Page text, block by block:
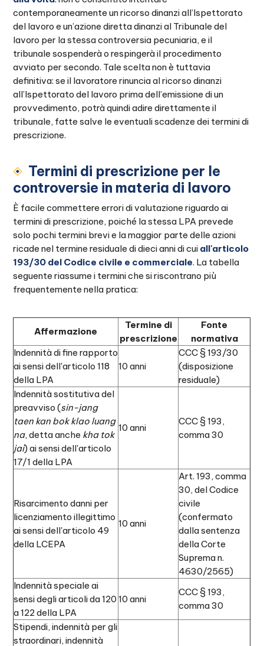
contemporaneamente un ricorso dinanzi all’Ispettorato
del lavoro e un’azione diretta dinanzi al Tribunale del
lavoro per la stessa controversia pecuniaria, e il
tribunale sospenderà o respingerà il procedimento
avviato per secondo. Tale scelta non è tuttavia
definitiva: se il lavoratore rinuncia al ricorso dinanzi
all’Ispettorato del lavoro prima dell’emissione di un
provvedimento, potrà quindi adire direttamente il
tribunale, fatte salve le eventuali scadenze dei termini di
prescrizione.
Termini di prescrizione per le
controversie in materia di lavoro
È facile commettere errori di valutazione riguardo ai
termini di prescrizione, poiché la stessa LPA prevede
solo pochi termini brevi e la maggior parte delle azioni
ricade nel termine residuale di dieci anni di cui all'articolo
193/30 del Codice civile e commerciale. La tabella
seguente riassume i termini che si riscontrano più
frequentemente nella pratica:
Affermazione
Termine di
prescrizione
Fonte
normativa
Indennità di fine rapporto
ai sensi dell'articolo 118
della LPA
10 anni
CCC § 193/30
(disposizione
residuale)
Indennità sostitutiva del
preavviso (sin-jang
taen kan bok klao luang
na, detta anche kha tok
jai) ai sensi dell'articolo
17/1 della LPA
10 anni
CCC § 193,
comma 30
Risarcimento danni per
licenziamento illegittimo
ai sensi dell'articolo 49
della LCEPA
10 anni
Art. 193, comma
30, del Codice
civile
(confermato
dalla sentenza
della Corte
Suprema n.
4630/2565)
Indennità speciale ai
sensi degli articoli da 120
a 122 della LPA
10 anni
CCC § 193,
comma 30
Stipendi, indennità per gli
straordinari, indennità